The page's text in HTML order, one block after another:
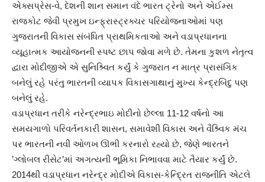
એક્સપ્રેસ-વે, દેશની શાન સમાન વંદે ભારત ટ્રેનો અને એઈમ્સ
રાજકોટ જેવી પ્રમુખ ઇન્ફ્રાસ્ટ્રક્ચર પરિયોજનાઓમાં પણ
ગુજરાતની વિકાસ સંબંધિત પ્રાથમિકતાઓ અને વડાપ્રધાનના
વ્યૂહાત્મક આયોજનની સ્પષ્ટ છાપ જોવા મળે છે. તેમના કુશળ નેતૃત્વ
દ્વારા મોદીજીએ એ સુનિશ્ર્વિત કર્યું કે ગુજરાત ન માત્ર પ્રાસંગિક
બનેલું રહે પરંતુ ભારતની વ્યાપક વિકાસગાથાનું મુખ્ય કેન્દ્રબિંદુ પણ
બનેલું રહે.
વડાપ્રધાન તરીકે નરેન્દ્રભાઇ મોદીનો છેલ્લા 11-12 વર્ષનો આ
સમયગાળો પરિવર્તનકારી શાસન, સમાવેશી વિકાસ અને વૈશ્ર્વિક મંચ
પર ભારતની નવી ઓળખ ઊભી કરનારો રહ્યો છે, જેણે ભારતને
’ગ્લોબલ રીસેટ’માં અગત્યની ભૂમિકા નિભાવવા માટે તૈયાર કર્યું છે.
2014થી વડાપ્રધાન નરેન્દ્ર મોદીએ વિકાસ-કેન્દ્રિત રાજનીતિ એટલે